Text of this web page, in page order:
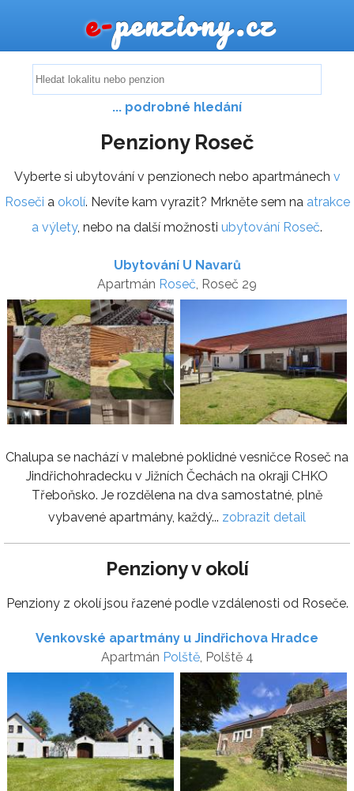
e-penziony.cz
... podrobné hledání
Penziony Roseč
Vyberte si ubytování v penzionech nebo apartmánech v
Roseči a okolí. Nevíte kam vyrazit? Mrkněte sem na atrakce
a výlety, nebo na další možnosti ubytování Roseč.
Ubytování U Navarů
Apartmán Roseč , Roseč 29
Chalupa se nachází v malebné poklidné vesničce Roseč na
Jindřichohradecku v Jižních Čechách na okraji CHKO
Třeboňsko. Je rozdělena na dva samostatné, plně
vybavené apartmány, každý... zobrazit detail
Penziony v okolí
Penziony z okolí jsou řazené podle vzdálenosti od Roseče.
Venkovské apartmány u Jindřichova Hradce
Apartmán Polště, Polště 4